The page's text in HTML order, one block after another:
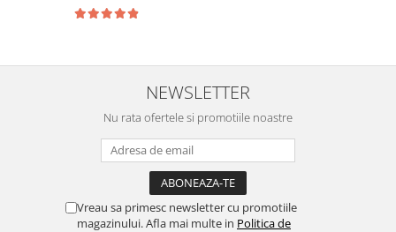
NEWSLETTER
Nu rata ofertele si promotiile noastre
Vreau sa primesc newsletter cu promotiile
magazinului. Afla mai multe in Politica de